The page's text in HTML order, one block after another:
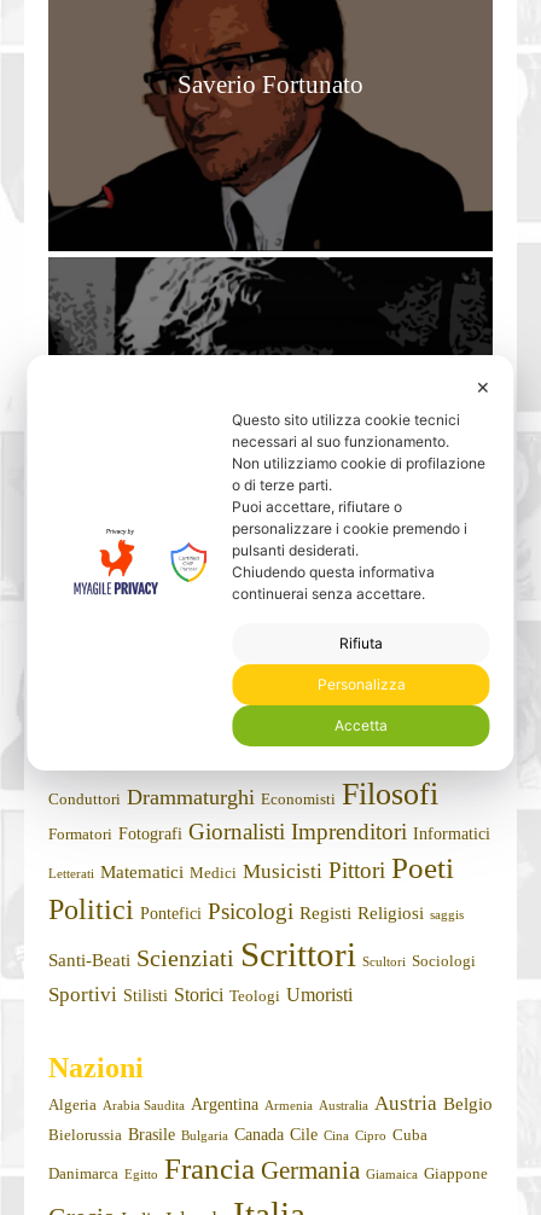
Saverio Fortunato
Erving Goffman
Conduttori Drammaturghi Economisti Filosofi
Formatori Fotografi Giornalisti Imprenditori Informatici
Letterati Matematici Medici Musicisti Pittori Poeti
Politici Pontefici Psicologi Registi Religiosi saggis
Santi-Beati Scienziati Scrittori Scultori Sociologi
Sportivi Stilisti Storici Teologi Umoristi
Nazioni
Algeria Arabia Saudita Argentina Armenia Australia Austria Belgio
Bielorussia Brasile Bulgaria Canada Cile Cina Cipro Cuba
Danimarca Egitto Francia Germania Giamaica Giappone
✕
Questo sito utilizza cookie tecnici
necessari al suo funzionamento.
Non utilizziamo cookie di profilazione
o di terze parti.
Puoi accettare, rifiutare o
personalizzare i cookie premendo i
pulsanti desiderati.
Chiudendo questa informativa
continuerai senza accettare.
Accetta
Rifiuta
Personalizza